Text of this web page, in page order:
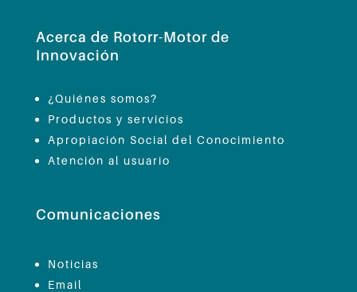
Acerca de Rotorr-Motor de
Innovación
¿Quiénes somos?
Productos y servicios
Apropiación Social del Conocimiento
Atención al usuario
Comunicaciones
Noticias
Email